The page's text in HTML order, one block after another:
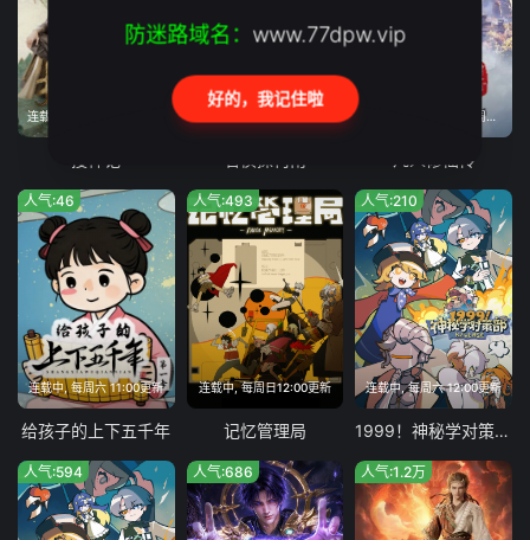
连载中, 每周日 09:00更新 连载中, 6月13日起 每周六11:00
凡人修仙传
连载中, 每周六 11:00更新
人气:46
给孩子的上下五千年
连载中, 每周日12:00更新
人气:493
记忆管理局
连载中, 每周六 12:00更新
人气:210
1999！神秘学对策部英配版
人气:594 人气:686 人气:1.2万
防迷路域名： www.77dpw.vip
好的，我记住啦